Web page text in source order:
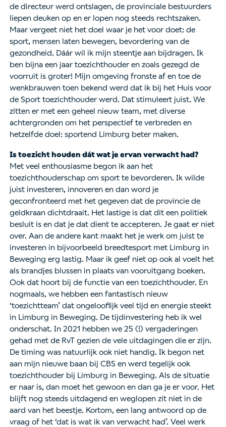
de directeur werd ontslagen, de provinciale bestuurders
liepen deuken op en er lopen nog steeds rechtszaken.
Maar vergeet niet het doel waar je het voor doet: de
sport, mensen laten bewegen, bevordering van de
gezondheid. Dáár wil ik mijn steentje aan bijdragen. Ik
ben bijna een jaar toezichthouder en zoals gezegd de
voorruit is groter! Mijn omgeving fronste af en toe de
wenkbrauwen toen bekend werd dat ik bij het Huis voor
de Sport toezichthouder werd. Dat stimuleert juist. We
zitten er met een geheel nieuw team, met diverse
achtergronden om het perspectief te verbreden en
hetzelfde doel: sportend Limburg beter maken.
Is toezicht houden dát wat je ervan verwacht had?
Met veel enthousiasme begon ik aan het
toezichthouderschap om sport te bevorderen. Ik wilde
juist investeren, innoveren en dan word je
geconfronteerd met het gegeven dat de provincie de
geldkraan dichtdraait. Het lastige is dat dit een politiek
besluit is en dat je dat dient te accepteren. Je gaat er niet
over. Aan de andere kant maakt het je werk om juist te
investeren in bijvoorbeeld breedtesport met Limburg in
Beweging erg lastig. Maar ik geef niet op ook al voelt het
als brandjes blussen in plaats van vooruitgang boeken.
Ook dat hoort bij de functie van een toezichthouder. En
nogmaals, we hebben een fantastisch nieuw
‘toezichtteam’ dat ongelooflijk veel tijd en energie steekt
in Limburg in Beweging. De tijdinvestering heb ik wel
onderschat. In 2021 hebben we 25 (!) vergaderingen
gehad met de RvT gezien de vele uitdagingen die er zijn.
De timing was natuurlijk ook niet handig. Ik begon net
aan mijn nieuwe baan bij CBS en werd tegelijk ook
toezichthouder bij Limburg in Beweging. Als de situatie
er naar is, dan moet het gewoon en dan ga je er voor. Het
blijft nog steeds uitdagend en weglopen zit niet in de
aard van het beestje. Kortom, een lang antwoord op de
vraag of het ‘dat is wat ik van verwacht had’. Veel werk